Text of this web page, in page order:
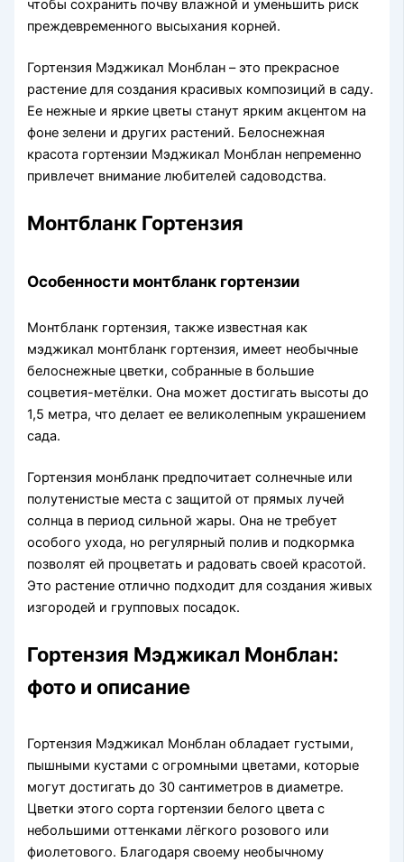
чтобы сохранить почву влажной и уменьшить риск
преждевременного высыхания корней.
Гортензия Мэджикал Монблан – это прекрасное
растение для создания красивых композиций в саду.
Ее нежные и яркие цветы станут ярким акцентом на
фоне зелени и других растений. Белоснежная
красота гортензии Мэджикал Монблан непременно
привлечет внимание любителей садоводства.
Монтбланк Гортензия
Особенности монтбланк гортензии
Монтбланк гортензия, также известная как
мэджикал монтбланк гортензия, имеет необычные
белоснежные цветки, собранные в большие
соцветия-метёлки. Она может достигать высоты до
1,5 метра, что делает ее великолепным украшением
сада.
Гортензия монбланк предпочитает солнечные или
полутенистые места с защитой от прямых лучей
солнца в период сильной жары. Она не требует
особого ухода, но регулярный полив и подкормка
позволят ей процветать и радовать своей красотой.
Это растение отлично подходит для создания живых
изгородей и групповых посадок.
Гортензия Мэджикал Монблан:
фото и описание
Гортензия Мэджикал Монблан обладает густыми,
пышными кустами с огромными цветами, которые
могут достигать до 30 сантиметров в диаметре.
Цветки этого сорта гортензии белого цвета с
небольшими оттенками лёгкого розового или
фиолетового. Благодаря своему необычному